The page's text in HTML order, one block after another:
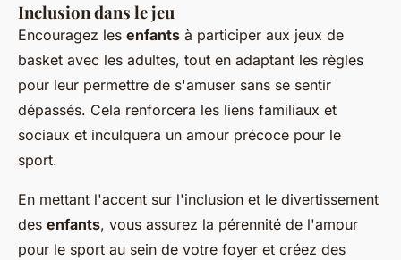
Inclusion dans le jeu
Encouragez les enfants à participer aux jeux de
basket avec les adultes, tout en adaptant les règles
pour leur permettre de s'amuser sans se sentir
dépassés. Cela renforcera les liens familiaux et
sociaux et inculquera un amour précoce pour le
sport.
En mettant l'accent sur l'inclusion et le divertissement
des enfants, vous assurez la pérennité de l'amour
pour le sport au sein de votre foyer et créez des